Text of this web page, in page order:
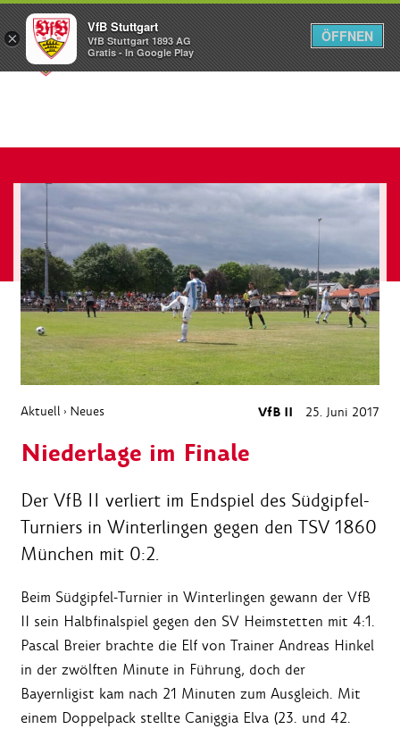
Menü
Aktuell › Neues VfB II 25. Juni 2017
Niederlage im Finale
Der VfB II verliert im Endspiel des Südgipfel-
Turniers in Winterlingen gegen den TSV 1860
München mit 0:2.
Beim Südgipfel-Turnier in Winterlingen gewann der VfB
II sein Halbfinalspiel gegen den SV Heimstetten mit 4:1.
Pascal Breier brachte die Elf von Trainer Andreas Hinkel
in der zwölften Minute in Führung, doch der
Bayernligist kam nach 21 Minuten zum Ausgleich. Mit
einem Doppelpack stellte Caniggia Elva (23. und 42.
×
VfB Stuttgart
VfB Stuttgart 1893 AG
Gratis - In Google Play
ÖFFNEN